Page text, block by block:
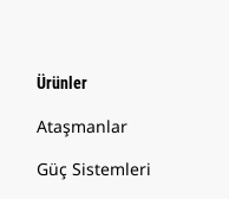
Ürünler
Ataşmanlar
Güç Sistemleri